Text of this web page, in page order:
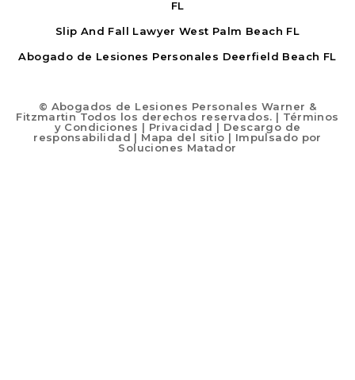
FL
Slip And Fall Lawyer West Palm Beach FL
Abogado de Lesiones Personales Deerfield Beach FL
© Abogados de Lesiones Personales Warner &
Fitzmartin Todos los derechos reservados. | Términos
y Condiciones | Privacidad | Descargo de
responsabilidad | Mapa del sitio | Impulsado por
Soluciones Matador